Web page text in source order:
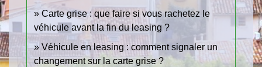
Carte grise : que faire si vous rachetez le
véhicule avant la fin du leasing ?
Véhicule en leasing : comment signaler un
changement sur la carte grise ?